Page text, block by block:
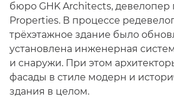
бюро GHK Architects, девелопер
Properties. В процессе
трёхэтажное здание было
установлена инженерная
и снаружи. При этом
фасады в стиле модерн и
здания в целом.